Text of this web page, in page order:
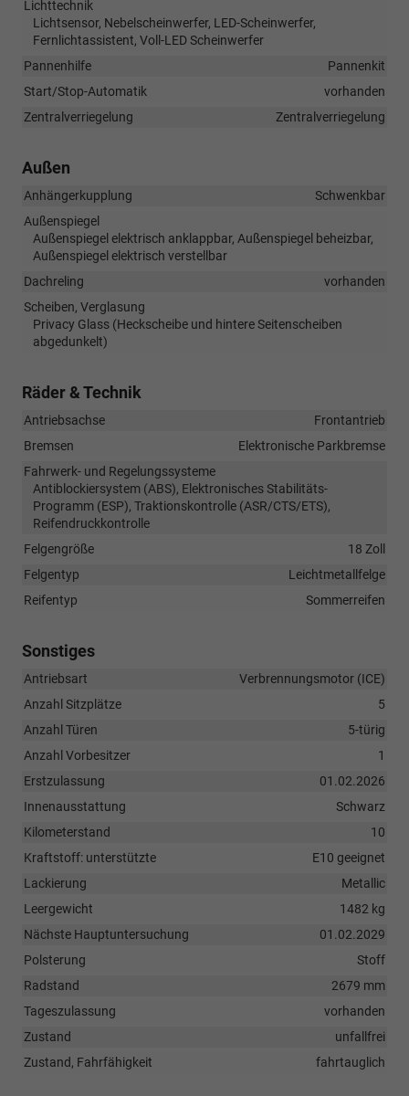
Lichttechnik
Lichtsensor, Nebelscheinwerfer, LED-Scheinwerfer,
Fernlichtassistent, Voll-LED Scheinwerfer
Pannenhilfe
Pannenkit
Start/Stop-Automatik
vorhanden
Zentralverriegelung
Zentralverriegelung
Außen
Anhängerkupplung
Schwenkbar
Außenspiegel
Außenspiegel elektrisch anklappbar, Außenspiegel beheizbar,
Außenspiegel elektrisch verstellbar
Dachreling
vorhanden
Scheiben, Verglasung
Privacy Glass (Heckscheibe und hintere Seitenscheiben
abgedunkelt)
Räder & Technik
Antriebsachse
Frontantrieb
Bremsen
Elektronische Parkbremse
Fahrwerk- und Regelungssysteme
Antiblockiersystem (ABS), Elektronisches Stabilitäts-
Programm (ESP), Traktionskontrolle (ASR/CTS/ETS),
Reifendruckkontrolle
Felgengröße
18 Zoll
Felgentyp
Leichtmetallfelge
Reifentyp
Sommerreifen
Sonstiges
Antriebsart
Verbrennungsmotor (ICE)
Anzahl Sitzplätze
5
Anzahl Türen
5-türig
Anzahl Vorbesitzer
1
Erstzulassung
01.02.2026
Innenausstattung
Schwarz
Kilometerstand
10
Kraftstoff: unterstützte
E10 geeignet
Lackierung
Metallic
Leergewicht
1482 kg
Nächste Hauptuntersuchung
01.02.2029
Polsterung
Stoff
Radstand
2679 mm
Tageszulassung
vorhanden
Zustand
unfallfrei
Zustand, Fahrfähigkeit
fahrtauglich